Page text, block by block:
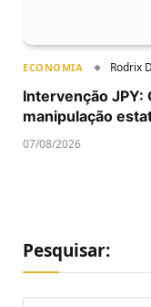
ECONOMIA Rodrix
Intervenção JPY:
manipulação
07/08/2026
Pesquisar: